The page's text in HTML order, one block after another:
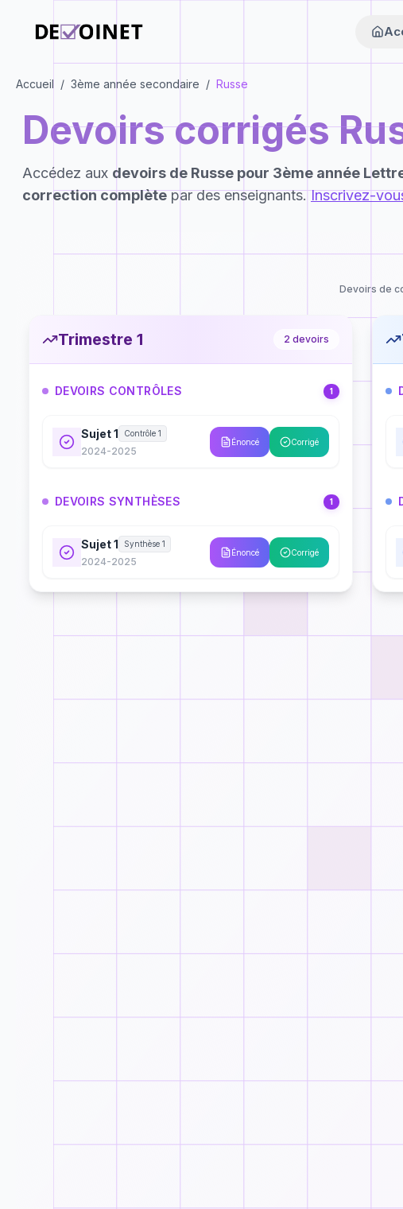
Accueil / 3ème année secondaire / Russe
Devoirs corrigés
Accédez aux devoirs de Russe pour 3ème année
correction complètepar des enseignants.Inscrivez-
Devoirs de
Trimestre 1 2 devoirs
DEVOIRS CONTRÔLES 1
Sujet 1 Contrôle 1
2024-2025
Énoncé Corrigé
DEVOIRS SYNTHÈSES 1
Sujet 1 Synthèse 1
2024-2025
Énoncé Corrigé